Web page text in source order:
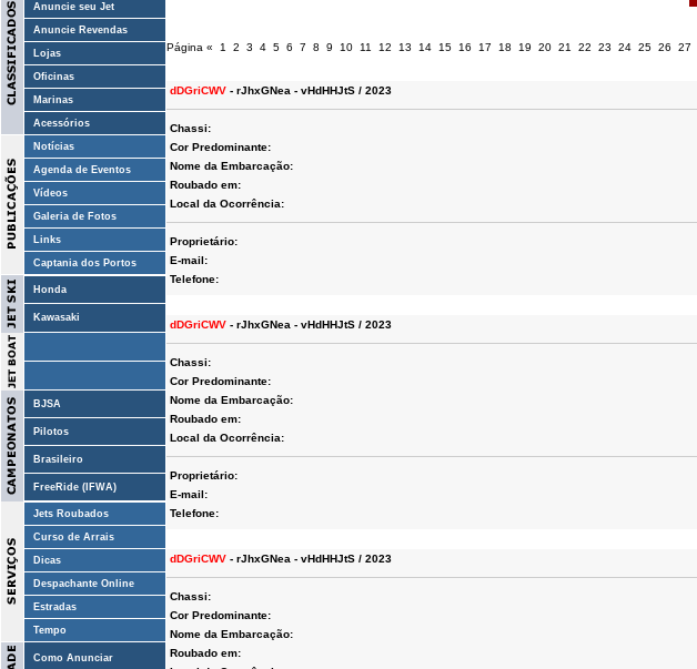
Anuncie seu Jet
Anuncie Revendas
Lojas
Oficinas
Marinas
Acessórios
Notícias
Agenda de Eventos
Vídeos
Galeria de Fotos
Links
Captania dos Portos
Honda
Kawasaki
BJSA
Pilotos
Brasileiro
FreeRide (IFWA)
Jets Roubados
Curso de Arrais
Dicas
Despachante Online
Estradas
Tempo
Como Anunciar
Página « 1 2 3 4 5 6 7 8 9 10 11 12 13 14 15 16 17 18 19 20 21 22 23 24 25 26 27
dDGriCWV - rJhxGNea - vHdHHJtS / 2023
Chassi:
Cor Predominante:
Nome da Embarcação:
Roubado em:
Local da Ocorrência:
Proprietário:
E-mail:
Telefone:
dDGriCWV - rJhxGNea - vHdHHJtS / 2023
Chassi:
Cor Predominante:
Nome da Embarcação:
Roubado em:
Local da Ocorrência:
Proprietário:
E-mail:
Telefone:
dDGriCWV - rJhxGNea - vHdHHJtS / 2023
Chassi:
Cor Predominante:
Nome da Embarcação:
Roubado em: